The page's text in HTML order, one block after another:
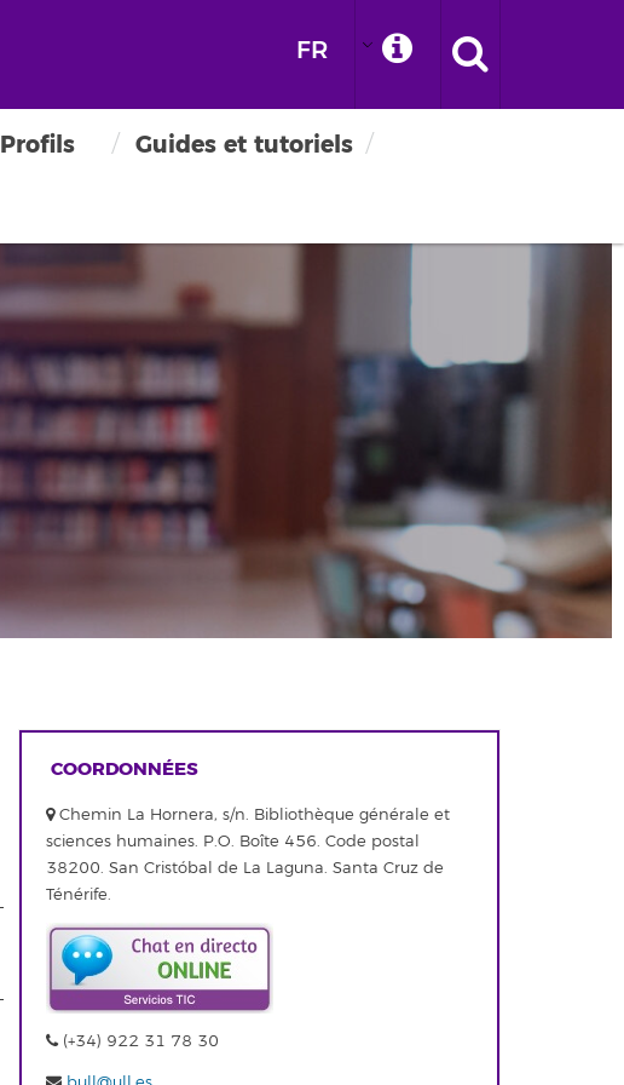
FR
Profils Guides et tutoriels
COORDONNÉES
Chemin La Hornera, s/n. Bibliothèque générale et
sciences humaines. P.O. Boîte 456. Code postal
38200. San Cristóbal de La Laguna. Santa Cruz de
Ténérife.
(+34) 922 31 78 30